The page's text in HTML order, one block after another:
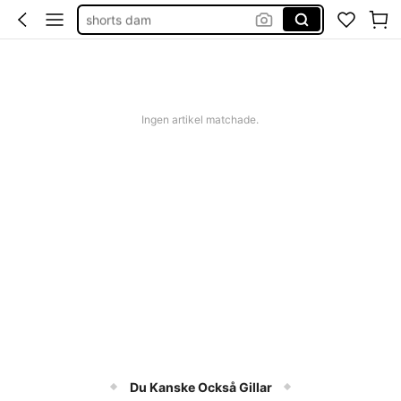
shorts dam
Ingen artikel matchade.
Du Kanske Också Gillar